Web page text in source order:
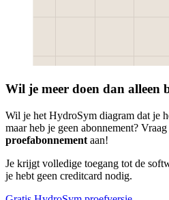
Wil je meer doen dan alleen
Wil je het HydroSym diagram dat je
maar heb je geen abonnement?
proefabonnement aan!
Je krijgt volledige toegang tot de
je hebt geen creditcard nodig.